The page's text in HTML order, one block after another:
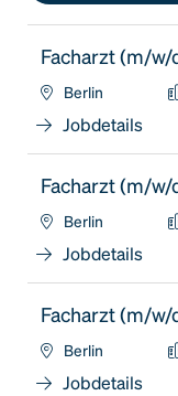
Facharzt (m/
Berlin
Jobdetails
Facharzt (m/
Berlin
Jobdetails
Facharzt (m/
Berlin
Jobdetails